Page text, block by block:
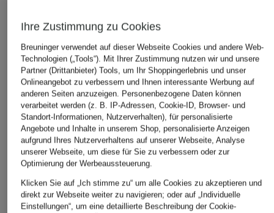
seidensticker
T-Shirt
24,99 €
+Aktionsrabatt
lilienfels
69,99 €
Bestpreis:59,49 €
DRYKORN
Oversized-Shirt
79,99 €
Ihre Zustimmung zu Cookies
Breuninger verwendet auf dieser Webseite Cookies und andere Web-
Technologien („Tools“). Mit Ihrer Zustimmung nutzen wir und unsere
Partner (Drittanbieter) Tools, um Ihr Shoppingerlebnis und unser
Onlineangebot zu verbessern und Ihnen interessante Werbung auf
anderen Seiten anzuzeigen. Personenbezogene Daten können
verarbeitet werden (z. B. IP-Adressen, Cookie-ID, Browser- und
Standort-Informationen, Nutzerverhalten), für personalisierte
Angebote und Inhalte in unserem Shop, personalisierte Anzeigen
aufgrund Ihres Nutzerverhaltens auf unserer Webseite, Analyse
unserer Webseite, um diese für Sie zu verbessern oder zur
Optimierung der Werbeaussteuerung.
Klicken Sie auf „Ich stimme zu“ um alle Cookies zu akzeptieren und
direkt zur Webseite weiter zu navigieren; oder auf „Individuelle
Einstellungen“, um eine detaillierte Beschreibung der Cookie-